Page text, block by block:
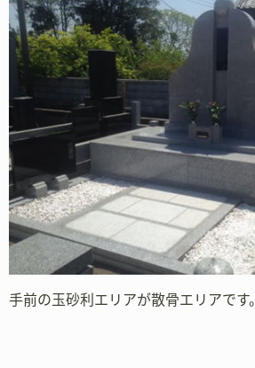
手前の玉砂利エリアが散骨エリアです。